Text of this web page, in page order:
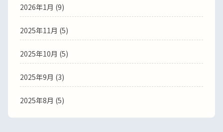
2026年1月 (9)
2025年11月 (5)
2025年10月 (5)
2025年9月 (3)
2025年8月 (5)